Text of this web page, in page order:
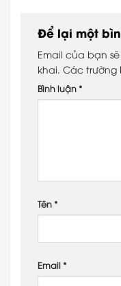
Để lại một
Email của bạn
khai. Các
Bình luận *
Tên *
Email *